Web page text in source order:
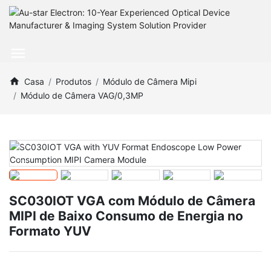
Casa Produtos
Módulo de Câmera Mipi
Módulo de Câmera VAG/0,3MP
SC030IOT VGA com Módulo de Câmera
MIPI de Baixo Consumo de Energia no
Formato YUV